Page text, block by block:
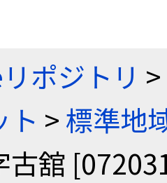
ポジトリ >
ト >標準地
古舘